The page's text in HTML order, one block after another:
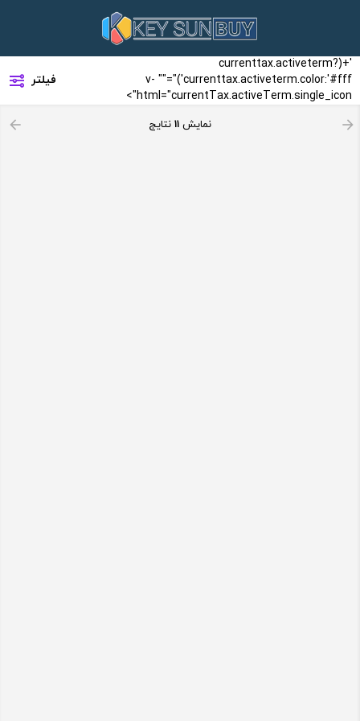
'+(currenttax.activeterm?
currenttax.activeterm.color:'#fff')"="" v-
html="currentTax.activeTerm.single_icon">
لیفت
گردنفیلتر
نمایش 11 نتایج